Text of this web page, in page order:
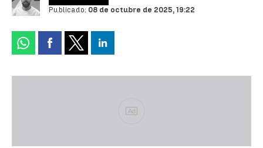
Publicado: 08 de octubre de 2025, 19:22
Ad